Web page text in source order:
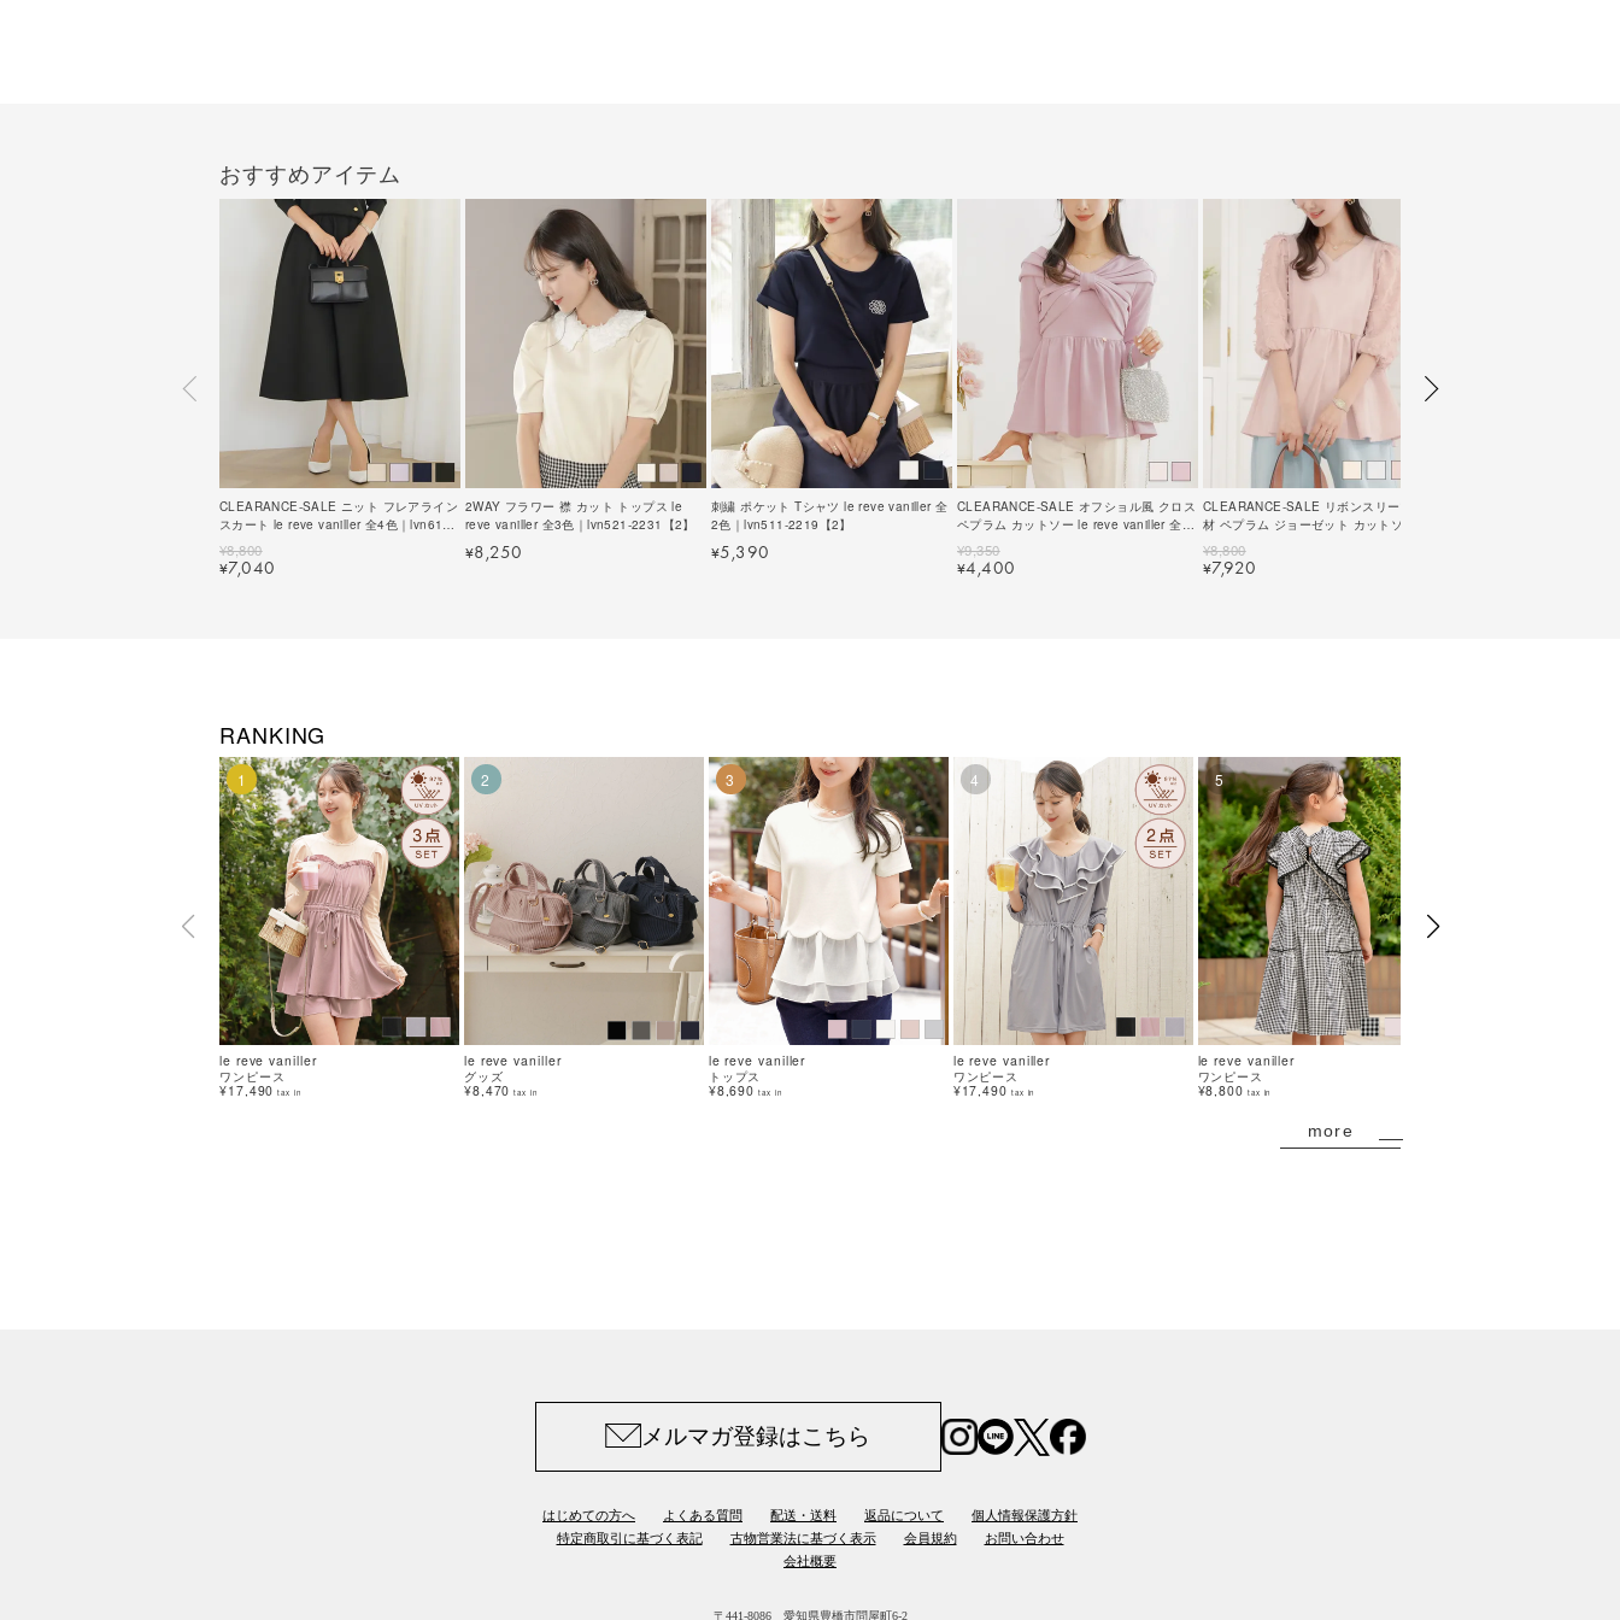
おすすめアイテム
CLEARANCE-SALE ニット フレアライン
スカート le reve vaniller 全4色｜lvn611-
¥8,800
¥7,040
2WAY フラワー 襟 カット トップス le
reve vaniller 全3色｜lvn521-2231【2】
¥8,250
刺繍 ポケット Tシャツ le reve vaniller 全
2色｜lvn511-2219【2】
¥5,390
CLEARANCE-SALE オフショル風 クロス
ペプラム カットソー le reve vaniller 全2
¥9,350
¥4,400
CLEARANCE-SALE リボンスリーブ 異素
材 ペプラム ジョーゼット カットソー le
¥8,800
¥7,920
RANKING
1
le reve vaniller
ワンピース
¥17,490 tax in
2
le reve vaniller
グッズ
¥8,470 tax in
3
le reve vaniller
トップス
¥8,690 tax in
4
le reve vaniller
ワンピース
¥17,490 tax in
5
le reve vaniller
ワンピース
¥8,800 tax in
more
メルマガ登録はこちら
はじめての方へ よくある質問 配送・送料 返品について
個人情報保護方針
特定商取引に基づく表記
古物営業法に基づく表示 会員規約
お問い合わせ
会社概要
〒441-8086 愛知県豊橋市問屋町6-2